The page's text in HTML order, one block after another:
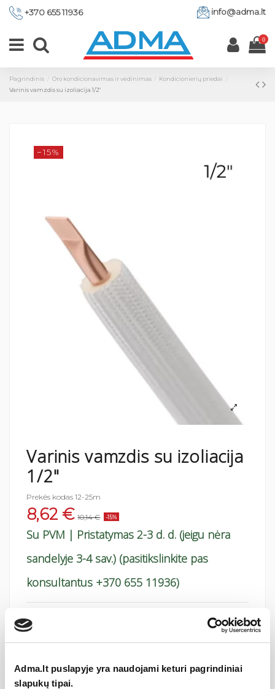
Adma.lt puslapyje yra naudojami keturi pagrindiniai
slapukų tipai.
+370 655 11936 info@adma.lt
0
Pagrindinis Oro kondicionavimas ir vėdinimas
Kondicionierių priedai
Varinis vamzdis su izoliacija 1/2"
−15%
Varinis vamzdis su izoliacija
1/2"
Prekės kodas 12-25m
8,62 € 10,14 € -15%
Su PVM | Pristatymas 2-3 d. d. (jeigu nėra
sandelyje 3-4 sav.) (pasitikslinkite pas
konsultantus +370 655 11936)